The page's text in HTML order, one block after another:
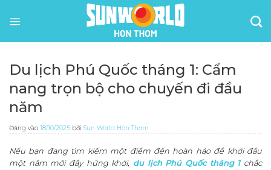
qua
dung
Du lịch Phú Quốc tháng 1: Cẩm
nang trọn bộ cho chuyến đi đầu
năm
Đăng vào 18/10/2025 bởi Sun World Hòn Thơm
Nếu bạn đang tìm kiếm một điểm đến hoàn hảo để khởi đầu
một năm mới đầy hứng khởi, du lịch Phú Quốc tháng 1chắc